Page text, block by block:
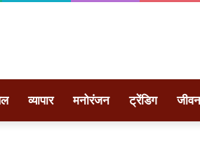
व्यापार मनोरंजन ट्रेंडिग